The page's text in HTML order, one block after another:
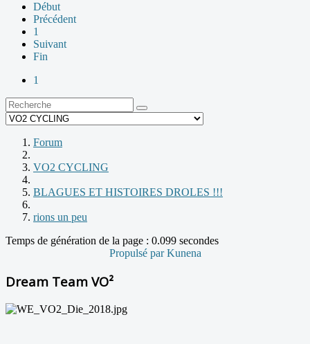
Début
Précédent
1
Suivant
Fin
1
Forum
VO2 CYCLING
BLAGUES ET HISTOIRES DROLES !!!
rions un peu
Temps de génération de la page : 0.099 secondes
Propulsé parKunena
Dream Team VO²